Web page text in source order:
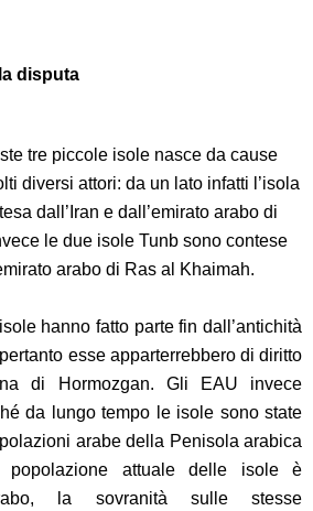
disputa
tre piccole isole nasce da cause
diversi attori: da un lato infatti l’isola
dall’Iran e dall’emirato arabo di
le due isole Tunb sono contese
arabo di Ras al Khaimah.
hanno fatto parte fin dall’antichità
esse apparterrebbero di diritto
di Hormozgan. Gli EAU invece
da lungo tempo le isole sono state
arabe della Penisola arabica
attuale delle isole è
la sovranità sulle stesse